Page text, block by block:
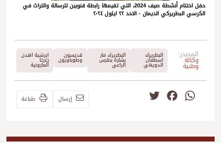
حفل اختتام أنشطة صيف 2024، التي تقيمها رابطة قنوبين للرسالة والتراث في
الكرسي البطريركي الديمان - الاحد ٢٢ ايلول ٢٠٢٤
المصدر:
وكالة
وطنية
البطريرك
اسطفان
الدويهي
البطريرك مار
بشارة بطرس
الراعي
قديسون
وطوباويون
ابرشية اهدن
زغرتا
المارونية
WhatsApp
Facebook إرسال طباعة